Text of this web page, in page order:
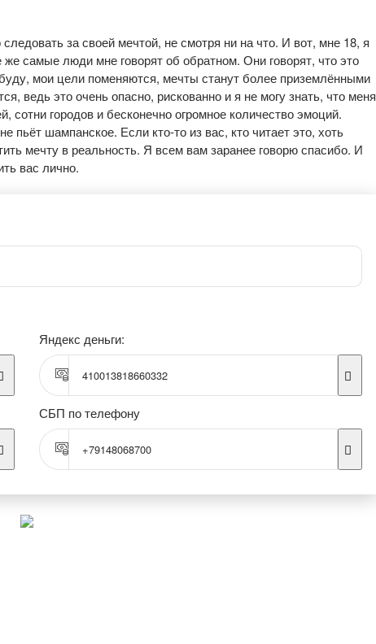
за своей мечтой, не смотря ни на что. И вот, мне 18, я
самые люди мне говорят об обратном. Они говорят, что это
мои цели поменяются, мечты станут более приземлёнными
ведь это очень опасно, рискованно и я не могу знать, что меня
городов и бесконечно огромное количество эмоций.
пьёт шампанское. Если кто-то из вас, кто читает это, хоть
мечту в реальность. Я всем вам заранее говорю спасибо. И
вас лично.
Яндекс деньги:
410013818660332
СБП по телефону
+79148068700